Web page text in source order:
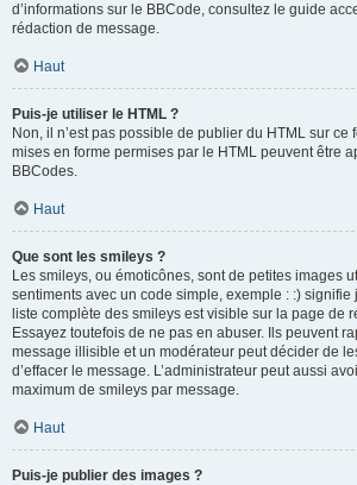
d’informations sur le BBCode, consultez le guide
rédaction de message.
Haut
Puis-je utiliser le HTML ?
Non, il n’est pas possible de publier du HTML sur ce
mises en forme permises par le HTML peuvent être
BBCodes.
Haut
Que sont les smileys ?
Les smileys, ou émoticônes, sont de petites images
sentiments avec un code simple, exemple : :) signifie
liste complète des smileys est visible sur la page de
Essayez toutefois de ne pas en abuser. Ils peuvent
message illisible et un modérateur peut décider de
d’effacer le message. L’administrateur peut aussi
maximum de smileys par message.
Haut
Puis-je publier des images ?